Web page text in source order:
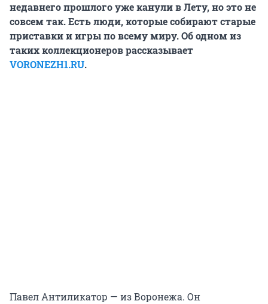
недавнего прошлого уже канули в Лету, но это не
совсем так. Есть люди, которые собирают старые
приставки и игры по всему миру. Об одном из
таких коллекционеров рассказывает
VORONEZH1.RU.
Павел Антиликатор — из Воронежа. Он